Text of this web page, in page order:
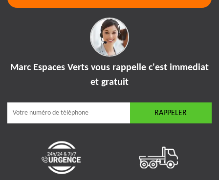
Marc Espaces Verts vous rappelle c'est immediat
et gratuit